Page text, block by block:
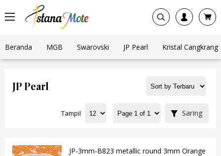
Beranda MGB Swarovski JP Pearl Kristal Cangkrang
JP Pearl
Tampil Saring
JP-3mm-B823 metallic round 3mm Orange